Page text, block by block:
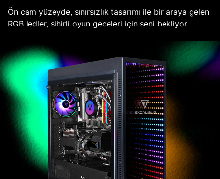
Ön cam yüzeyde, sınırsızlık tasarımı ile bir araya gelen
RGB ledler, sihirli oyun geceleri için seni bekliyor.